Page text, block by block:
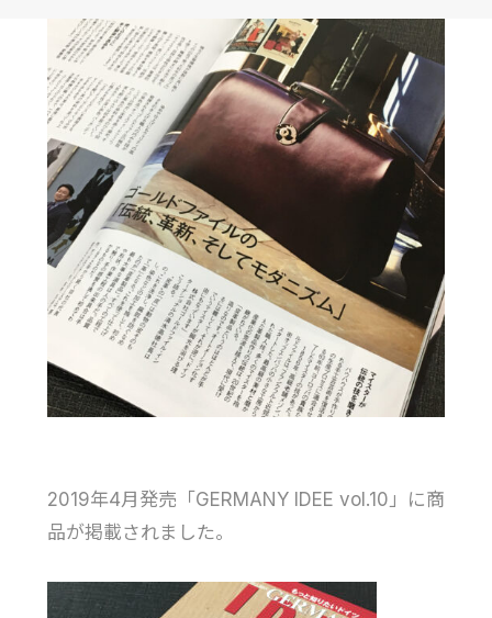
2019年4月発売「GERMANY IDEE vol.10」に商
品が掲載されました。